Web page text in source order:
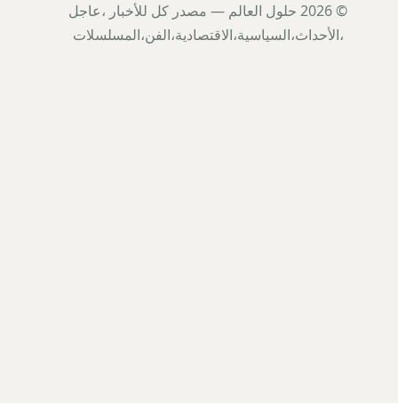
© 2026 حلول العالم — مصدر كل للأخبار ،عاجل
،الأحداث،السياسية،الاقتصادية،الفن،المسلسلات